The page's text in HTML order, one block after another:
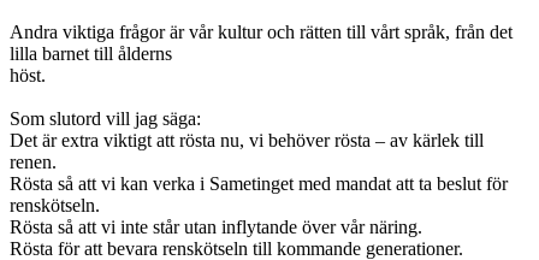
Andra viktiga frågor är vår kultur och rätten till vårt språk, från det
lilla barnet till ålderns
höst.
Som slutord vill jag säga:
Det är extra viktigt att rösta nu, vi behöver rösta – av kärlek till
renen.
Rösta så att vi kan verka i Sametinget med mandat att ta beslut för
renskötseln.
Rösta så att vi inte står utan inflytande över vår näring.
Rösta för att bevara renskötseln till kommande generationer.